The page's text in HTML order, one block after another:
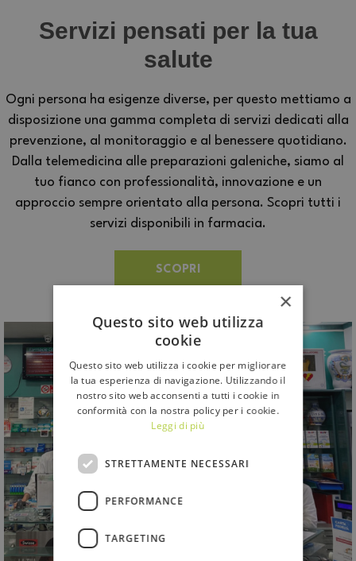
Servizi pensati per la tua
salute
Ogni persona ha esigenze diverse, per questo mettiamo a
disposizione una gamma completa di servizi dedicati alla
prevenzione, al monitoraggio e al benessere quotidiano.
Dalla telemedicina alle preparazioni galeniche, siamo al
tuo fianco con professionalità, innovazione e un
approccio sempre orientato alla persona. Scopri tutti i
servizi disponibili in farmacia.
SCOPRI
×
Questo sito web utilizza
cookie
Questo sito web utilizza i cookie per migliorare
la tua esperienza di navigazione. Utilizzando il
nostro sito web acconsenti a tutti i cookie in
conformità con la nostra policy per i cookie.
Leggi di più
STRETTAMENTE NECESSARI
PERFORMANCE
TARGETING